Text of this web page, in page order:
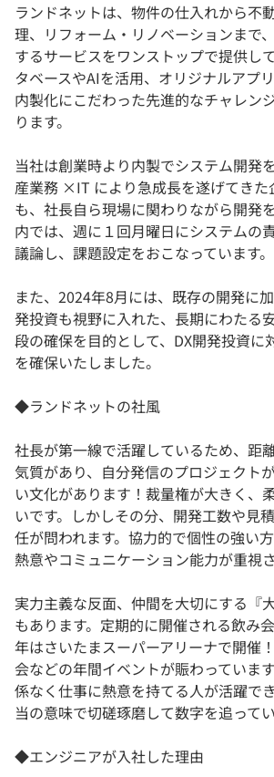
ランドネットは、物件の仕入れから不
理、リフォーム・リノベーションまで
するサービスをワンストップで提供し
タベースやAIを活用、オリジナルアプ
内製化にこだわった先進的なチャレン
ります。
当社は創業時より内製でシステム開発
産業務 ×IT により急成長を遂げてきた
も、社長自ら現場に関わりながら開発
内では、週に１回月曜日にシステムの
議論し、課題設定をおこなっています。
また、2024年8月には、既存の開発に
発投資も視野に入れた、長期にわたる
段の確保を目的として、DX開発投資に
を確保いたしました。
◆ランドネットの社風
社長が第一線で活躍しているため、距
気質があり、自分発信のプロジェクト
い文化があります！裁量権が大きく、
いです。しかしその分、開発工数や見
任が問われます。協力的で個性の強い
熱意やコミュニケーション能力が重視さ
実力主義な反面、仲間を大切にする『
もあります。定期的に開催される飲み
年はさいたまスーパーアリーナで開催
会などの年間イベントが賑わっていま
係なく仕事に熱意を持てる人が活躍で
当の意味で切磋琢磨して数字を追ってい
◆エンジニアが入社した理由